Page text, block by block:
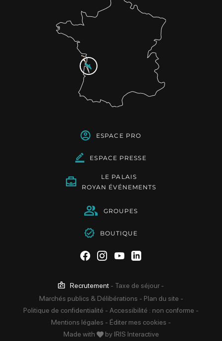
ESPACE PRO
ESPACE PRESSE
LE PALAIS
ROYAN ÉVÉNEMENTS
GROUPES
BOUTIQUE
Suivez-nous sur Facebook
Suivez-nous sur
Suivez-nous sur
Suivez-nous sur
Recrutement - Taxe de séjour -
Marchés publics & Délibérations - Plan du site -
Politique de confidentialité - Accessibilité : non conforme -
Mentions légales - Éditer mes cookies -
Made with
by IRIS Interactive